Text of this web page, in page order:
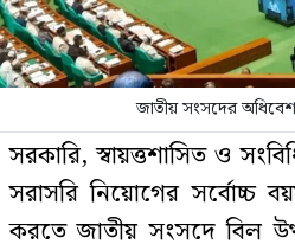
জাতীয় সংসদের
সরকারি, স্বায়ত্তশাসিত ও
সরাসরি নিয়োগের সর্বোচ্চ
করতে জাতীয় সংসদে বিল